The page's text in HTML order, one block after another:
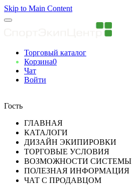
Skip to Main Content
Торговый каталог
Корзина0
Чат
Войти
Гость
ГЛАВНАЯ
КАТАЛОГИ
ДИЗАЙН ЭКИПИРОВКИ
ТОРГОВЫЕ УСЛОВИЯ
ВОЗМОЖНОСТИ СИСТЕМЫ
ПОЛЕЗНАЯ ИНФОРМАЦИЯ
ЧАТ С ПРОДАВЦОМ